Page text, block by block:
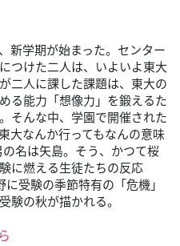
新学期が始まった。センター
つけた二人は、いよいよ東大
二人に課した課題は、東大の
る能力「想像力」を鍛えるた
そんな中、学園で開催された
大なんか行ってもなんの意味
名は矢島。そう、かつて桜
に燃える生徒たちの反応
受験の季節特有の「危機」
験の秋が描かれる。